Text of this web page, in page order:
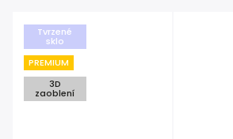
Tvrzené
sklo
PREMIUM
3D
zaoblení